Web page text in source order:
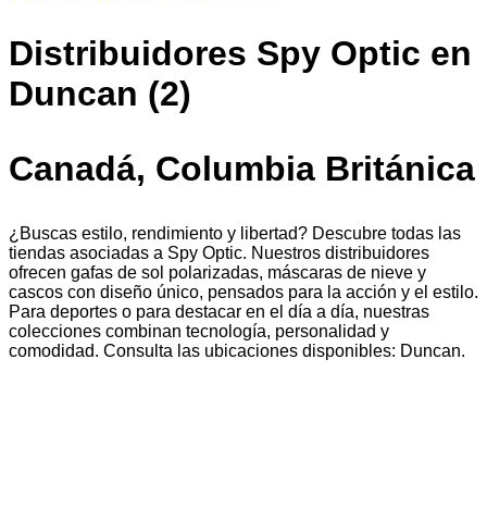
Distribuidores Spy Optic en
Duncan (2)
Canadá, Columbia Británica
¿Buscas estilo, rendimiento y libertad? Descubre todas las
tiendas asociadas a Spy Optic. Nuestros distribuidores
ofrecen gafas de sol polarizadas, máscaras de nieve y
cascos con diseño único, pensados para la acción y el estilo.
Para deportes o para destacar en el día a día, nuestras
colecciones combinan tecnología, personalidad y
comodidad. Consulta las ubicaciones disponibles: Duncan.